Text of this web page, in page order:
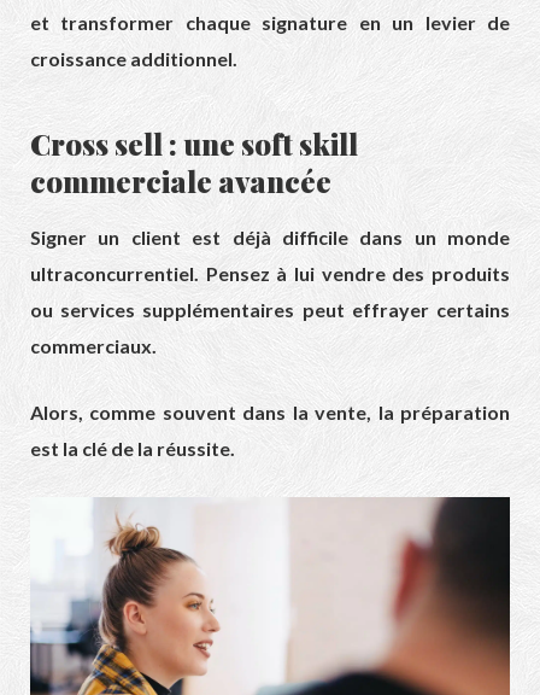
et transformer chaque signature en un levier de
croissance additionnel.
Cross sell : une soft skill
commerciale avancée
Signer un client est déjà difficile dans un monde
ultraconcurrentiel. Pensez à lui vendre des produits
ou services supplémentaires peut effrayer certains
commerciaux.
Alors, comme souvent dans la vente, la préparation
est la clé de la réussite.